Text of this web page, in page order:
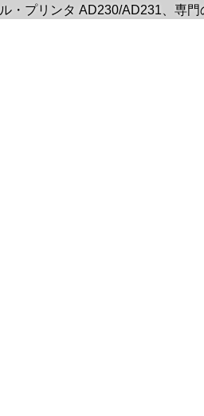
・プリンタ AD230/AD231、専